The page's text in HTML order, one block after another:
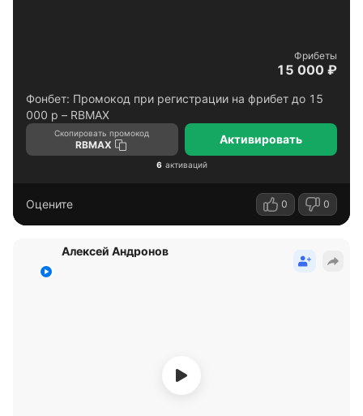
Фрибеты
15 000 ₽
Фонбет: Промокод при регистрации на фрибет до 15
000 р – RBMAX
Скопировать промокод
RBMAX Активировать
6 активаций
Оцените 0 0
Алексей Андронов